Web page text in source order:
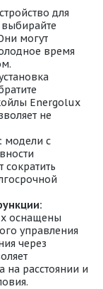
для
могут
время
Energolux
не
модели с
оснащены
управления
через
на расстоянии и